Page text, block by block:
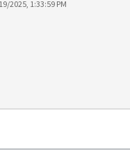
2025, 1:33:59 PM